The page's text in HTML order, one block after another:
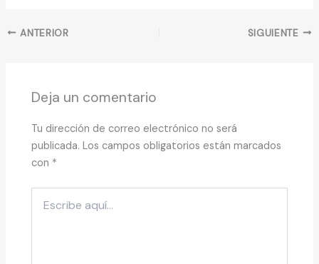
ANTERIOR SIGUIENTE
Deja un comentario
Tu dirección de correo electrónico no será
publicada. Los campos obligatorios están marcados
con *
aquí...